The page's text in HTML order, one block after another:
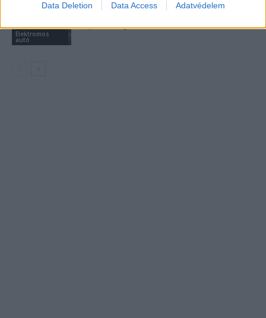
Data Deletion Data Access Adatvédelem
Elektromos
autó
Tesla: visszatért a régi árazás a magyar
Supercharger-hálózaton